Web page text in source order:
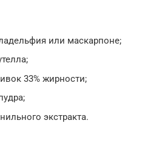
или маскарпоне;
33% жирности;
экстракта.